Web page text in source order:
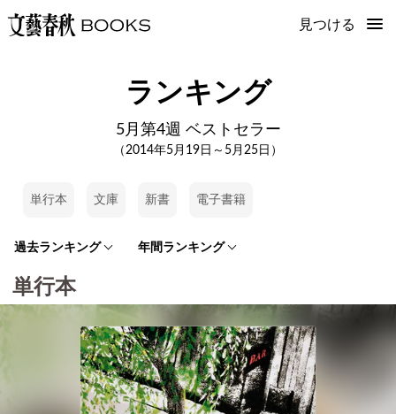
見つける
ランキング
5月第4週 ベストセラー
（2014年5月19日～5月25日）
単行本 文庫 新書 電子書籍
過去ランキング 年間ランキング
単行本